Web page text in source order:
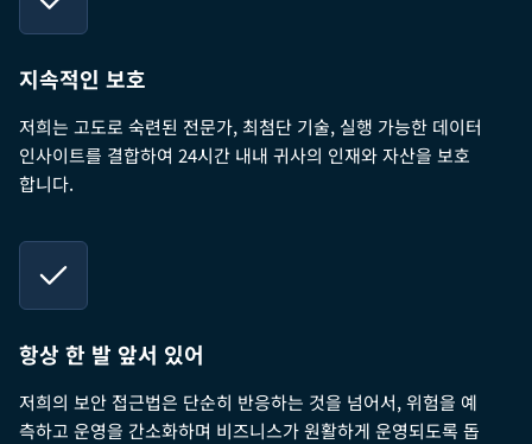
지속적인 보호
저희는 고도로 숙련된 전문가, 최첨단 기술, 실행 가능한 데이터
인사이트를 결합하여 24시간 내내 귀사의 인재와 자산을 보호
합니다.
항상 한 발 앞서 있어
저희의 보안 접근법은 단순히 반응하는 것을 넘어서, 위험을 예
측하고 운영을 간소화하며 비즈니스가 원활하게 운영되도록 돕